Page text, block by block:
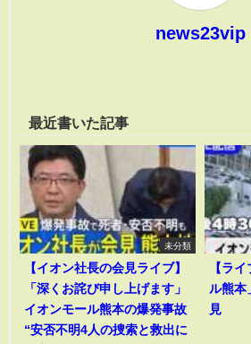
news23vip
最近書いた記事
未分類
【イオン社長の会見ライブ】
「深くお詫び申し上げます」
イオンモール熊本の爆発事故
“安否不明4人の捜索と救出に
【ラ
ル熊本
見